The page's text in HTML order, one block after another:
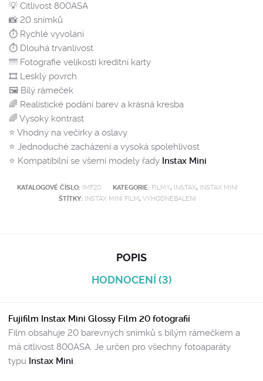
💡 Citlivost 800ASA
📸 20 snímků
⏱️ Rychlé vyvolání
⏱️ Dlouhá trvanlivost
🌁 Fotografie velikosti kreditní karty
🎞️ Lesklý povrch
🖼️ Bílý rámeček
🌈 Realistické podání barev a krásná kresba
🌈 Vysoký kontrast
⭐️ Vhodný na večírky a oslavy
⭐️ Jednoduché zacházení a vysoká spolehlivost
⭐️ Kompatibilní se všemi modely řady Instax Mini
KATALOGOVÉ ČÍSLO: IMF20 KATEGORIE: FILMY, INSTAX, INSTAX MINI
ŠTÍTKY: INSTAX MINI FILM, VYHODNEBALENI
POPIS
HODNOCENÍ (3)
Fujifilm Instax Mini Glossy Film 20 fotografií
Film obsahuje 20 barevných snímků s bílým rámečkem a
má citlivost 800ASA. Je určen pro všechny fotoaparáty
typu Instax Mini.